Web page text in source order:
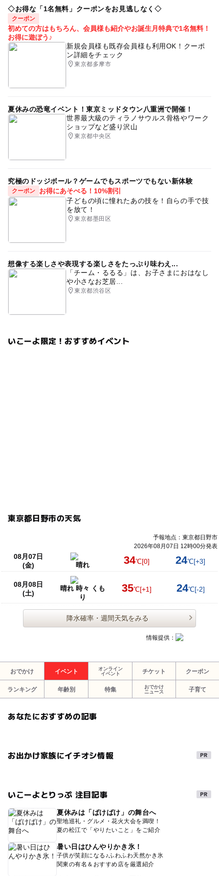
ます。
※小学生以上はお子様のみのご参加も可能ですが、保護者
の方が必ずこちらの注意事項をご一読、内容にご同意の
上、お越しください。
※制作料金は現地で現金にてお支払いください。
※安全を配慮し、お子様がスタッフの指示に従えない場合
プ中の安全には充分に配慮いたしますが、お子様同士のト
ラブルや、ワークショップ中または行き帰りの不慮の事故
などについては、当方では一切責任は負えません。
応募方法
予約ページ
予約はこちらから
カラフル 初夏 レジン 梅雨 貝
ドリンク キーホルダー アンブレラマーカー
◇お得な「1名無料」クーポンをお見逃しなく◇
クーポン
初めての方はもちろん、会員様も紹介やお誕生月特典で1名無料！
お得に遊ぼう♪
新規会員様も既存会員様も利用OK！クーポ
ン詳細をチェック
東京都多摩市
夏休みの恐竜イベント！東京ミッドタウン八重洲で開催！
世界最大級のティラノサウルス骨格やワーク
ショップなど盛り沢山
東京都中央区
究極のドッジボール？ゲームでもスポーツでもない新体験
クーポン
お得にあそべる！10%割引
子どもの頃に憧れたあの技を！自らの手で技
を放て！
東京都墨田区
想像する楽しさや表現する楽しさをたっぷり味わえ...
「チーム・るるる」は、お子さまにおはなし
や小さなお芝居...
東京都渋谷区
いこーよ限定！おすすめイベント
東京都日野市の天気
予報地点：東京都日野市
2026年08月07日 12時00分発表
08月07日
(金)
晴れ 34℃[0] 24℃[+3]
08月08日
(土)
晴れ 時々 くも
り
35℃[+1] 24℃[-2]
降水確率・週間天気をみる
情報提供：
おでかけ イベント
オンライン
イベント
チケット クーポン
ランキング 年齢別 特集
おでかけ
ニュース
子育て
あなたにおすすめの記事
お出かけ家族にイチオシ情報
いこーよとりっぷ 注目記事
夏休みは「ばけばけ」の舞台へ
聖地巡礼・グルメ・花火大会を満喫！
夏の松江で「やりたいこと」をご紹介
暑い日はひんやりかき氷！
子供が笑顔になる♪ふわふわ天然かき氷
関東の有名＆おすすめ店を厳選紹介